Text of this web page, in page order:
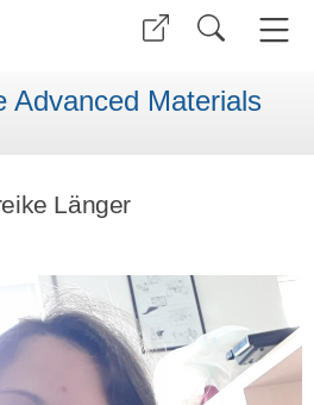
Advanced Materials
Länger